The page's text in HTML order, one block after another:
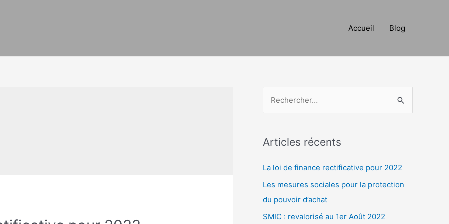
Accueil Blog
h
r
c
h
e
Articles récents
La loi de finance rectificative pour 2022
Les mesures sociales pour la protection
du pouvoir d’achat
SMIC : revalorisé au 1er Août 2022